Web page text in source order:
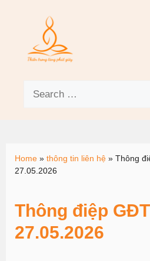
Home » thông tin liên hệ » Thông
27.05.2026
Thông điệp
27.05.2026